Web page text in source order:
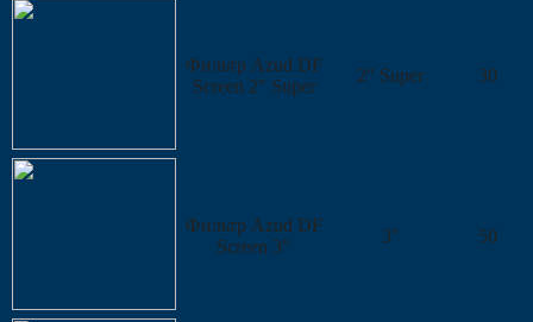
Фильтр Azud DF
Screen 2″ Super
2″ Super 30
Фильтр Azud DF
Screen 3″
3″ 50